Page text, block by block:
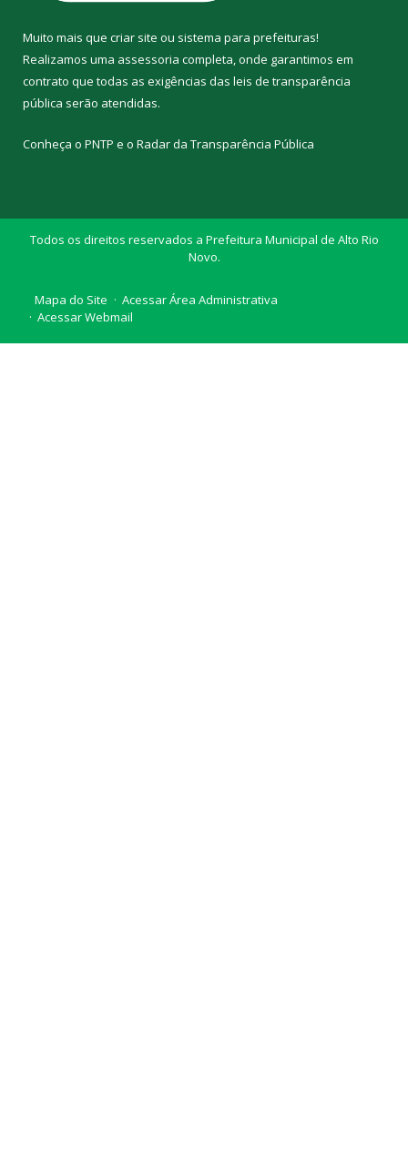
Muito mais que criar site ou sistema para prefeituras!
Realizamos uma assessoria completa, onde garantimos em
contrato que todas as exigências das leis de transparência
pública serão atendidas.
Conheça o PNTP e o Radar da Transparência Pública
Todos os direitos reservados a Prefeitura Municipal de Alto Rio
Novo.
Mapa do Site
Acessar Área Administrativa
Acessar Webmail